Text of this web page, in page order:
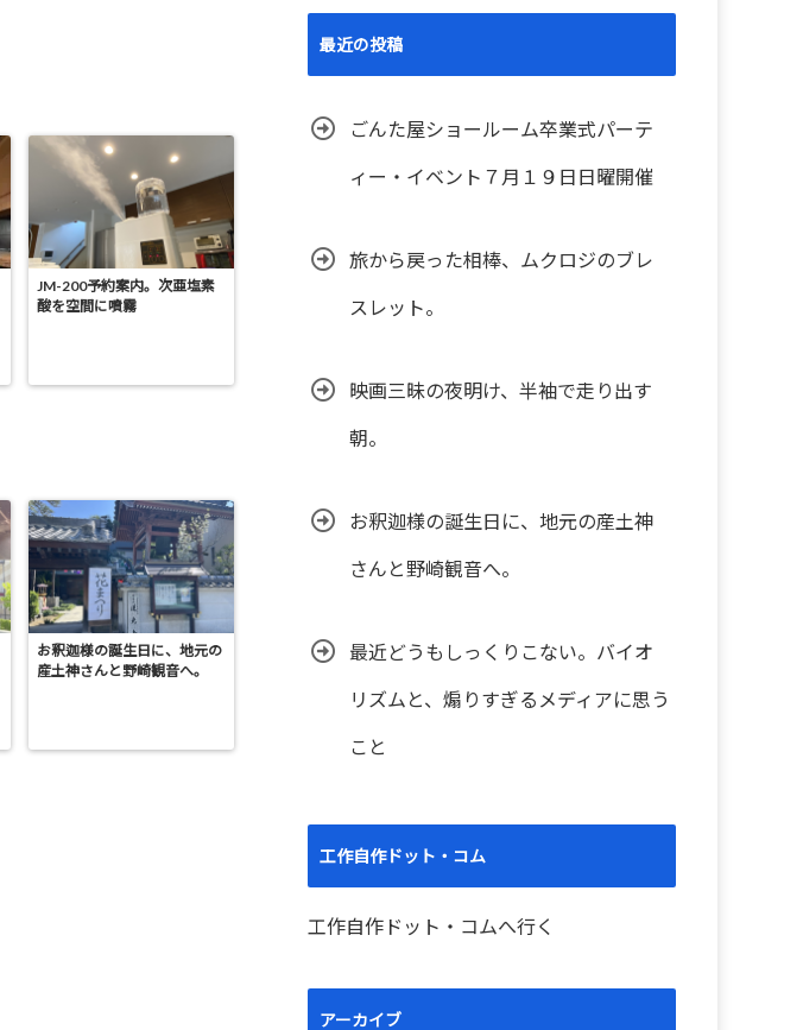
JM-200予約案内。次亜塩素
酸を空間に噴霧
お釈迦様の誕生日に、地元の
産土神さんと野崎観音へ。
最近の投稿
ごんた屋ショールーム卒業式パーテ
ィー・イベント７月１９日日曜開催
旅から戻った相棒、ムクロジのブレ
スレット。
映画三昧の夜明け、半袖で走り出す
朝。
お釈迦様の誕生日に、地元の産土神
さんと野崎観音へ。
最近どうもしっくりこない。バイオ
リズムと、煽りすぎるメディアに思う
こと
工作自作ドット・コム
工作自作ドット・コムへ行く
アーカイブ